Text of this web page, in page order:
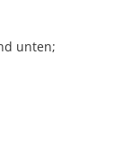
unten;